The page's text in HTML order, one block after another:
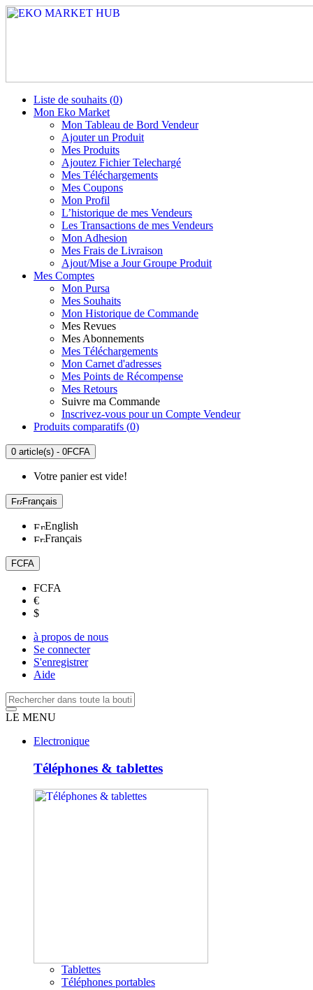
Liste de souhaits (0)
Mon Eko Market
Mon Tableau de Bord Vendeur
Ajouter un Produit
Mes Produits
Ajoutez Fichier Telechargé
Mes Téléchargements
Mes Coupons
Mon Profil
L’historique de mes Vendeurs
Les Transactions de mes Vendeurs
Mon Adhesion
Mes Frais de Livraison
Ajout/Mise a Jour Groupe Produit
Mes Comptes
Mon Pursa
Mes Souhaits
Mon Historique de Commande
Mes Revues
Mes Abonnements
Mes Téléchargements
Mon Carnet d'adresses
Mes Points de Récompense
Mes Retours
Suivre ma Commande
Inscrivez-vous pour un Compte Vendeur
Produits comparatifs (0)
0 article(s) - 0FCFA
Votre panier est vide!
Français
English
Français
FCFA
FCFA
€
$
à propos de nous
Se connecter
S'enregistrer
Aide
LE MENU
Electronique
Téléphones & tablettes
Tablettes
Téléphones portables